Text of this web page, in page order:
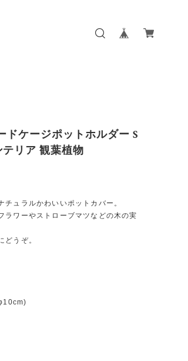
ドケージポットホルダー S
リア 観葉植物
ュラルかわいいポットカバー。
ラワーやストローブマツなどの木の実
どうぞ。